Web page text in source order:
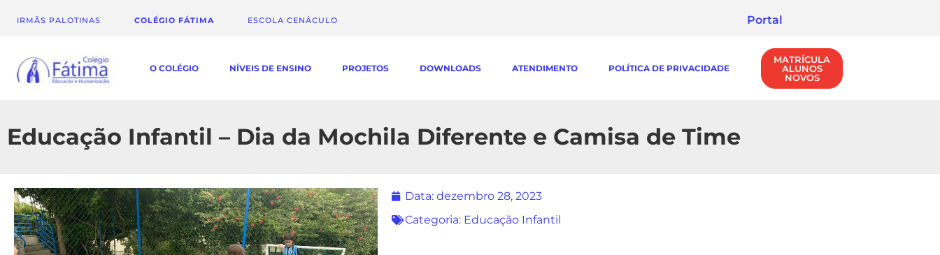
IRMÃS PALOTINAS COLÉGIO FÁTIMA ESCOLA CENÁCULO Portal
O COLÉGIO NÍVEIS DE ENSINO PROJETOS DOWNLOADS ATENDIMENTO POLÍTICA DE PRIVACIDADE
MATRÍCULA
ALUNOS
NOVOS
Educação Infantil – Dia da Mochila Diferente e Camisa de Time
Data: dezembro 28, 2023
Categoria: Educação Infantil